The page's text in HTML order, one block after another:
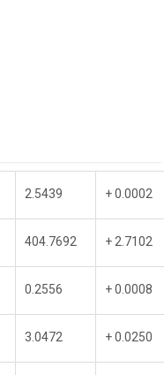
2.5439 + 0.0002
404.7692 + 2.7102
0.2556 + 0.0008
3.0472 + 0.0250